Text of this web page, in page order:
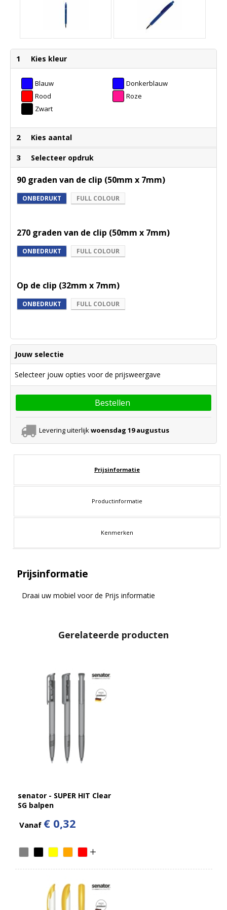
1 Kies kleur
Blauw
Donkerblauw
Rood
Roze
Zwart
2 Kies aantal
3 Selecteer opdruk
90 graden van de clip (50mm x 7mm)
ONBEDRUKT FULL COLOUR
270 graden van de clip (50mm x 7mm)
ONBEDRUKT FULL COLOUR
Op de clip (32mm x 7mm)
ONBEDRUKT FULL COLOUR
Jouw selectie
Selecteer jouw opties voor de prijsweergave
Bestellen
Levering uiterlijkwoensdag 19 augustus
Prijsinformatie
Productinformatie
Kenmerken
Prijsinformatie
Draai uw mobiel voor de Prijs informatie
Gerelateerde producten
senator - SUPER HIT Clear
SG balpen
Vanaf € 0,32